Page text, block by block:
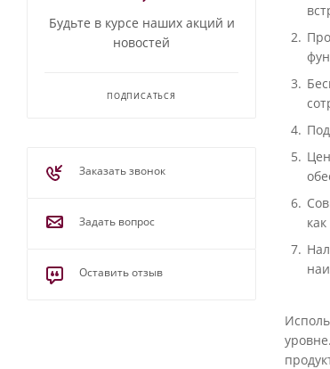
Будьте в курсе наших акций и
новостей
ПОДПИСАТЬСЯ
Заказать звонок
Задать вопрос
Оставить отзыв